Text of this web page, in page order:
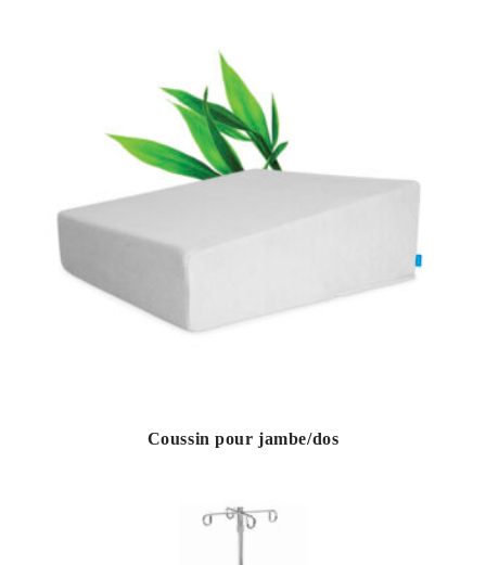
Coussin pour jambe/dos